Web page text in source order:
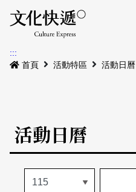
最新公告
本期專題
歷史專題
活動特區
活動列表
關於我們
:::
首頁
活動特區 活動日曆
活動日曆